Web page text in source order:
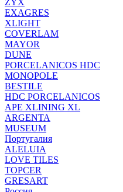
ZYX
EXAGRES
XLIGHT
COVERLAM
MAYOR
DUNE
PORCELANICOS HDC
MONOPOLE
BESTILE
HDC PORCELANICOS
APE XLINING XL
ARGENTA
MUSEUM
Португалия
ALELUIA
LOVE TILES
TOPCER
GRESART